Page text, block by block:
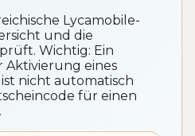
Lycamobile-
und die
Wichtig: Ein
Aktivierung eines
nicht automatisch
für einen